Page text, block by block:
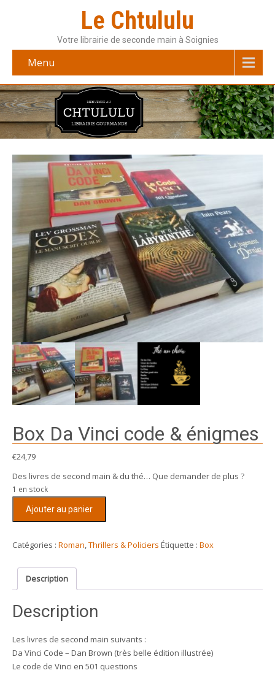
Le Chtululu
Votre librairie de seconde main à Soignies
Menu
Box Da Vinci code & énigmes
€24,79
Des livres de second main & du thé… Que demander de plus ?
1 en stock
Da
code
Ajouter au panier
Catégories : Roman,Thrillers & Policiers Étiquette : Box
Description
Description
Les livres de second main suivants :
Da Vinci Code – Dan Brown (très belle édition illustrée)
Le code de Vinci en 501 questions